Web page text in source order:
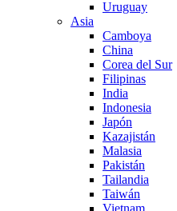
Uruguay
Asia
Camboya
China
Corea del Sur
Filipinas
India
Indonesia
Japón
Kazajistán
Malasia
Pakistán
Tailandia
Taiwán